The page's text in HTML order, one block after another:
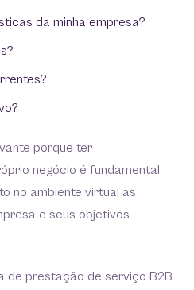
da minha empresa?
porque ter
negócio é fundamental
no ambiente virtual as
e seus objetivos
de prestação de serviço B2B